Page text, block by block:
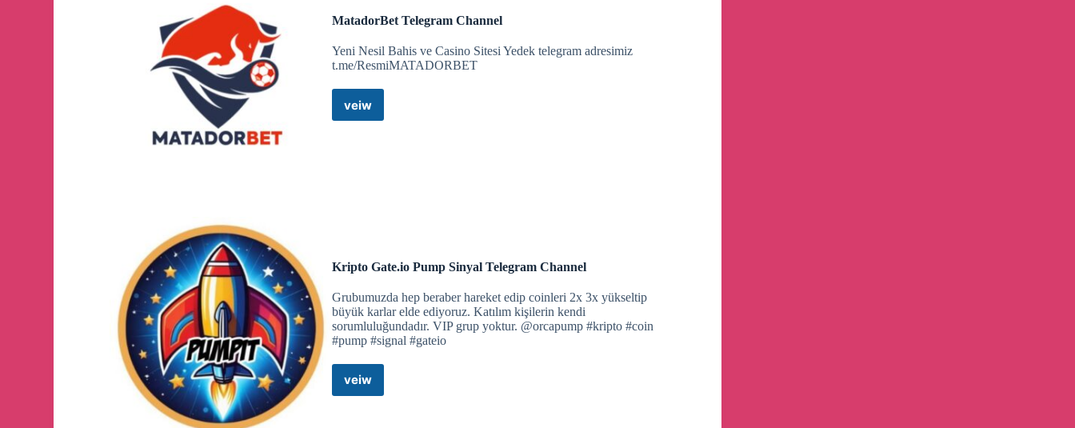
Fransa ve Güney Kore merkez bankaları, kriptonun geleceğini görüşmek üzere ortak toplantı gerçekleştirdi.
‣ Görüşmelerin odağında regülasyon, CBDC’ler ve dijital varlıkların finans sistemine entegrasyonu yer alıyor.
MatadorBet Telegram Channel
Yeni Nesil Bahis ve Casino Sitesi Yedek telegram adresimiz
t.me/ResmiMATADORBET
veiwMatadorBet
Kripto Gate.io Pump Sinyal Telegram Channel
Grubumuzda hep beraber hareket edip coinleri 2x 3x yükseltip
büyük karlar elde ediyoruz. Katılım kişilerin kendi
sorumluluğundadır. VIP grup yoktur. @orcapump #kripto #coin
#pump #signal #gateio
veiwKripto